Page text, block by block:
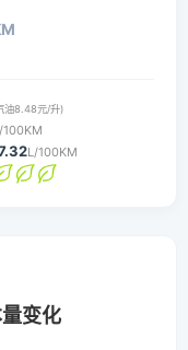
油8.48元/升)
100KM
L/100KM